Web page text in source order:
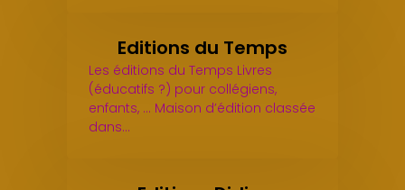
Editions du Temps
Les éditions du Temps Livres
(éducatifs ?) pour collégiens,
enfants, ... Maison d’édition classée
dans…